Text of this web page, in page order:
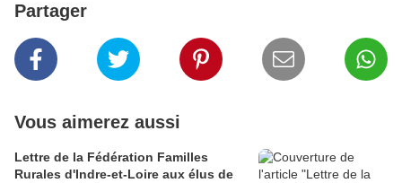
Partager
Vous aimerez aussi
Lettre de la Fédération Familles
Rurales d'Indre-et-Loire aux élus de